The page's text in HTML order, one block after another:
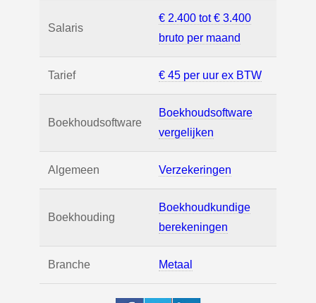
Salaris
€ 2.400 tot € 3.400
bruto per maand
Tarief € 45 per uur ex BTW
Boekhoudsoftware
Boekhoudsoftware
vergelijken
Algemeen Verzekeringen
Boekhouding
Boekhoudkundige
berekeningen
Branche Metaal